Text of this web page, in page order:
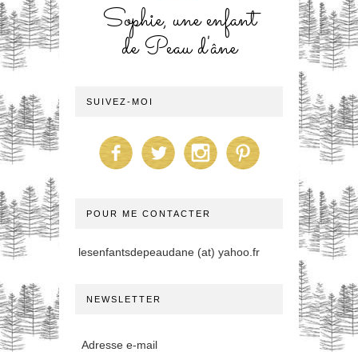
Sophie, une enfant
de Peau d'âne
SUIVEZ-MOI
POUR ME CONTACTER
lesenfantsdepeaudane (at) yahoo.fr
NEWSLETTER
Adresse e-mail